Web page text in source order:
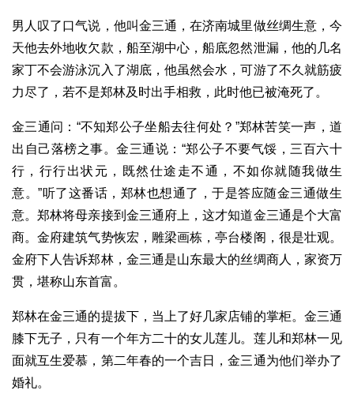
男人叹了口气说，他叫金三通，在济南城里做丝绸生意，今
天他去外地收欠款，船至湖中心，船底忽然泄漏，他的几名
家丁不会游泳沉入了湖底，他虽然会水，可游了不久就筋疲
力尽了，若不是郑林及时出手相救，此时他已被淹死了。
金三通问：“不知郑公子坐船去往何处？”郑林苦笑一声，道
出自己落榜之事。金三通说：“郑公子不要气馁，三百六十
行，行行出状元，既然仕途走不通，不如你就随我做生
意。”听了这番话，郑林也想通了，于是答应随金三通做生
意。郑林将母亲接到金三通府上，这才知道金三通是个大富
商。金府建筑气势恢宏，雕梁画栋，亭台楼阁，很是壮观。
金府下人告诉郑林，金三通是山东最大的丝绸商人，家资万
贯，堪称山东首富。
郑林在金三通的提拔下，当上了好几家店铺的掌柜。金三通
膝下无子，只有一个年方二十的女儿莲儿。莲儿和郑林一见
面就互生爱慕，第二年春的一个吉日，金三通为他们举办了
婚礼。